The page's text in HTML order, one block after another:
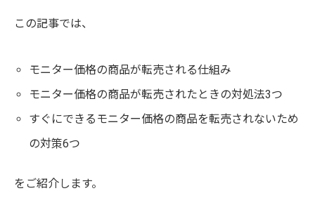
この記事では、
モニター価格の商品が転売される仕組み
モニター価格の商品が転売されたときの対処法3つ
すぐにできるモニター価格の商品を転売されないため
の対策6つ
をご紹介します。